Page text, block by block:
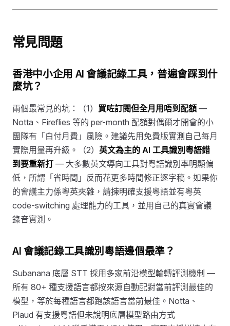
常見問題
香港中小企用 AI 會議記錄工具，普遍會踩到什
麼坑？
兩個最常見的坑：（1） 買咗訂閱但全月用唔到配額 —
Notta、Fireflies 等的 per-month 配額對偶爾才開會的小
團隊有「白付月費」風險。建議先用免費版實測自己每月
實際用量再升級。（2） 英文為主的 AI 工具識別粵語錯
到要重新打 — 大多數英文導向工具對粵語識別率明顯偏
低，所謂「省時間」反而花更多時間修正逐字稿。如果你
的會議主力係粵英夾雜，請揀明確支援粵語並有粵英
code-switching 處理能力的工具，並用自己的真實會議
錄音實測。
AI 會議記錄工具識別粵語邊個最準？
Subanana 底層 STT 採用多家前沿模型輪轉評測機制 —
所有 80+ 種支援語言都按來源自動配對當前評測最佳的
模型，等於每種語言都跑該語言當前最佳。Notta、
Plaud 有支援粵語但未說明底層模型路由方式